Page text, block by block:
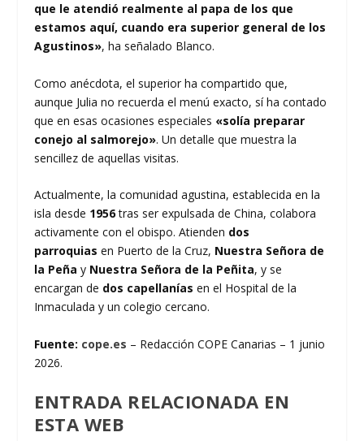
que le atendió realmente al papa de los que
estamos aquí, cuando era superior general de los
Agustinos», ha señalado Blanco.
Como anécdota, el superior ha compartido que,
aunque Julia no recuerda el menú exacto, sí ha contado
que en esas ocasiones especiales «solía preparar
conejo al salmorejo». Un detalle que muestra la
sencillez de aquellas visitas.
Actualmente, la comunidad agustina, establecida en la
isla desde 1956tras ser expulsada de China, colabora
activamente con el obispo. Atienden dos
parroquias en Puerto de la Cruz, Nuestra Señora de
la Peña y Nuestra Señora de la Peñita, y se
encargan de dos capellanías en el Hospital de la
Inmaculada y un colegio cercano.
Fuente: cope.es – Redacción COPE Canarias – 1 junio
2026.
ENTRADA RELACIONADA EN
ESTA WEB